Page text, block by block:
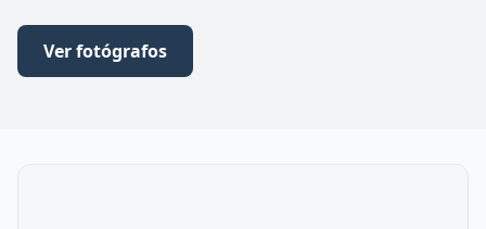
Ver fotógrafos